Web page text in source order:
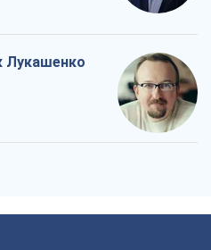
Лукашенко